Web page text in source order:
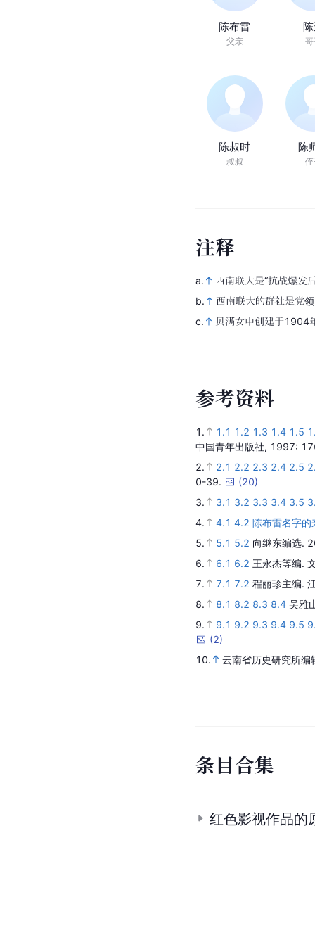
陈布雷
父亲
陈叔时
叔叔
陈
注释
a.
西南联大是“抗战爆发
b.
西南联大的群社是党
c.
贝满女中创建于1904
参考资料
1. 1.1 1.2 1.3 1.4 1.5
中国青年出版社, 1997:
2.
2.1 2.2 2.3 2.4 2.5
0-39.
(20)
3.
3.1 3.2 3.3 3.4 3.5
4.
4.1 4.2 陈布雷名字的
5.
5.1 5.2 向继东编选.
6.
6.1 6.2 王永杰等编.
7.
7.1 7.2 程丽珍主编.
8.
8.1 8.2 8.3 8.4 吴雅
9.
9.1 9.2 9.3 9.4 9.5
(2)
10.
云南省历史研究所
条目合集
红色影视作品的